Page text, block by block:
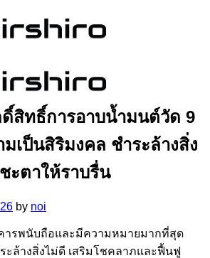
สิทธิ์การอาบน้ำมนต์วัด 9
มเป็นสิริมงคล ชำระล้างสิ่ง
ะตาให้ราบรื่น
by noi
ารพนับถือและมีความหมายมากที่สุด
ะล้างสิ่งไม่ดี เสริมโชคลาภและฟื้นฟู